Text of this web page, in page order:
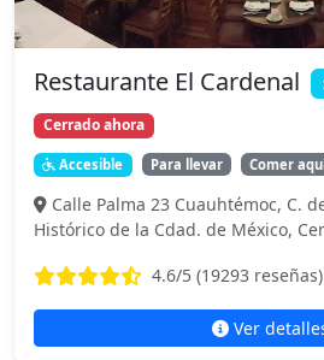
Restaurante El Cardenal
Cerrado ahora
Accesible Para llevar Comer
Calle Palma 23 Cuauhtémoc, C.
Histórico de la Cdad. de México,
4.6/5 (19293 reseñas)
Ver